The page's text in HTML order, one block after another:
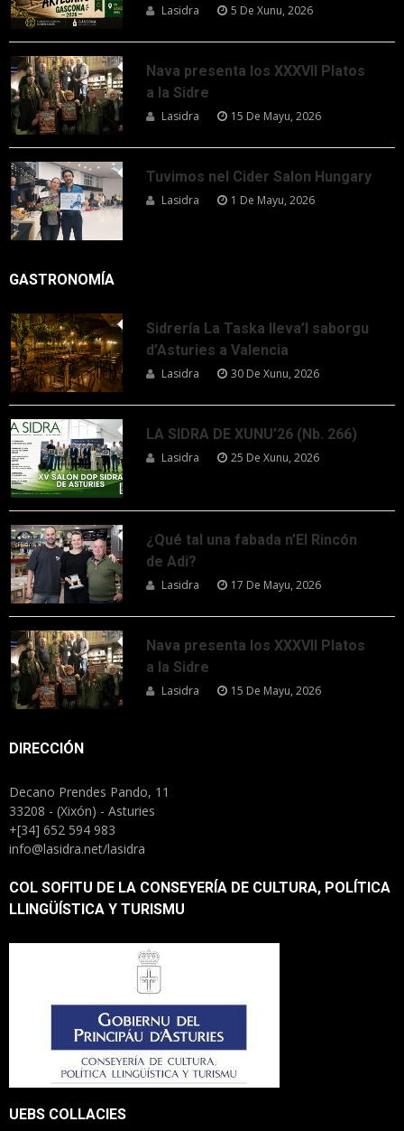
Lasidra 5 De Xunu, 2026
Nava presenta los XXXVII Platos
a la Sidre
Lasidra 15 De Mayu, 2026
Tuvimos nel Cider Salon Hungary
Lasidra 1 De Mayu, 2026
GASTRONOMÍA
Sidrería La Taska lleva’l saborgu
d’Asturies a Valencia
Lasidra 30 De Xunu, 2026
LA SIDRA DE XUNU’26 (Nb. 266)
Lasidra 25 De Xunu, 2026
¿Qué tal una fabada n’El Rincón
de Adi?
Lasidra 17 De Mayu, 2026
Nava presenta los XXXVII Platos
a la Sidre
Lasidra 15 De Mayu, 2026
DIRECCIÓN
Decano Prendes Pando, 11
33208 - (Xixón) - Asturies
+[34] 652 594 983
info@lasidra.net/lasidra
COL SOFITU DE LA CONSEYERÍA DE CULTURA, POLÍTICA
LLINGÜÍSTICA Y TURISMU
UEBS COLLACIES